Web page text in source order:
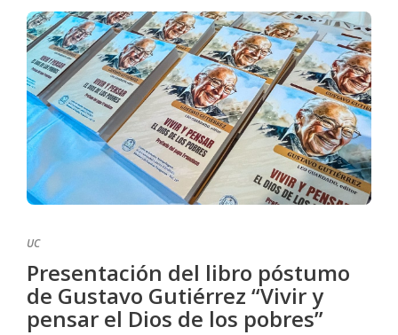
UC
Presentación del libro póstumo
de Gustavo Gutiérrez “Vivir y
pensar el Dios de los pobres”